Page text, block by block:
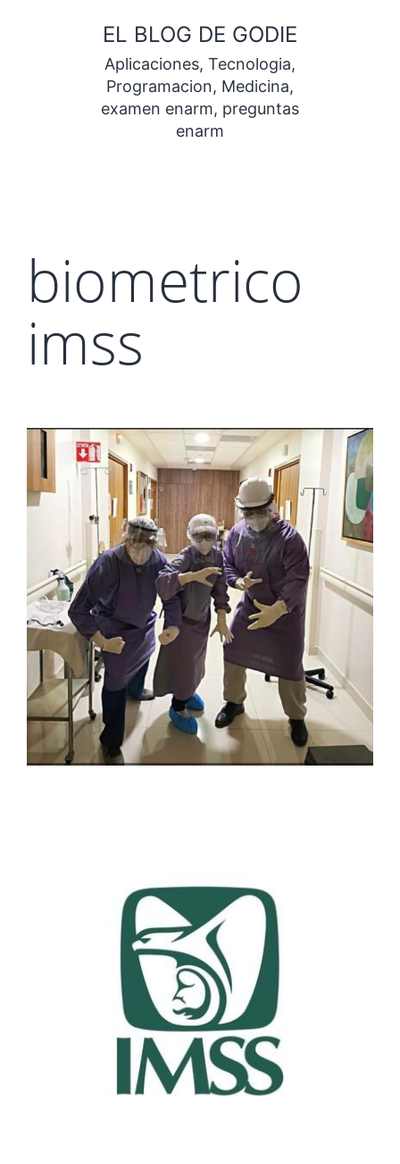
contenido
EL BLOG DE GODIE
Aplicaciones, Tecnologia,
Programacion, Medicina,
examen enarm, preguntas
enarm
biometrico
imss